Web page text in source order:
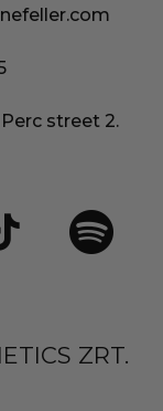
street 2.
ZRT.